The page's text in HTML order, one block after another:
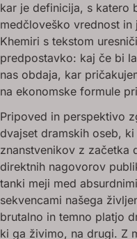
kar je definicija, s katero
medčloveško vrednost
Khemiri s tekstom
predpostavko: kaj če bi
nas obdaja, kar
na ekonomske formule
Pripoved in perspektivo
dvajset dramskih oseb,
znanstvenikov z začetka
direktnih nagovorov
tanki meji med
sekvencami našega
brutalno in temno platjo
ki ga živimo, na drugi. Z